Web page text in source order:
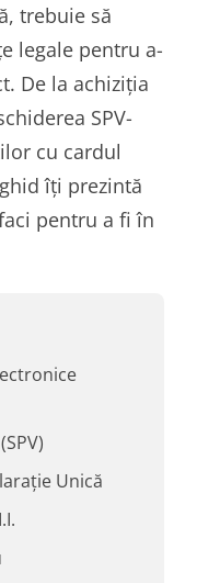
trebuie să
legale pentru a-
De la achiziția
SPV-
cu cardul
îți prezintă
pentru a fi în
Unică